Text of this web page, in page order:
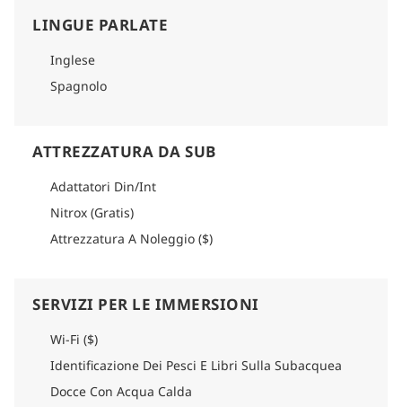
Come arrivare
Per informazioni dettagliate su come arrivare, consultare la
LINGUE PARLATE
Inglese
Spagnolo
ATTREZZATURA DA SUB
Adattatori Din/Int
Nitrox (Gratis)
Attrezzatura A Noleggio ($)
SERVIZI PER LE IMMERSIONI
Wi-Fi ($)
Identificazione Dei Pesci E Libri Sulla Subacquea
Docce Con Acqua Calda